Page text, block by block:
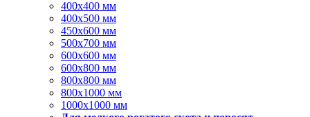
400х400 мм
400х500 мм
450х600 мм
500х700 мм
600х600 мм
600х800 мм
800х800 мм
800х1000 мм
1000х1000 мм